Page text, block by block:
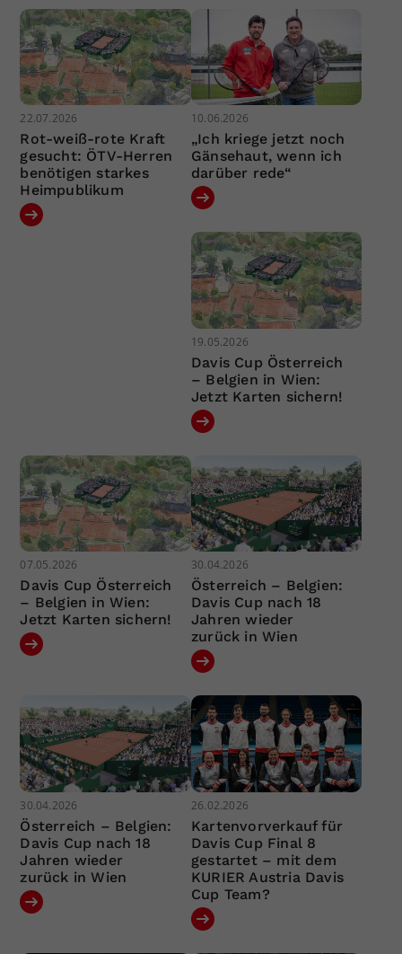
22.07.2026
Rot-weiß-rote Kraft
gesucht: ÖTV-Herren
benötigen starkes
Heimpublikum
10.06.2026
„Ich kriege jetzt noch
Gänsehaut, wenn ich
darüber rede“
19.05.2026
Davis Cup Österreich
– Belgien in Wien:
Jetzt Karten sichern!
07.05.2026
Davis Cup Österreich
– Belgien in Wien:
Jetzt Karten sichern!
30.04.2026
Österreich – Belgien:
Davis Cup nach 18
Jahren wieder
zurück in Wien
30.04.2026
Österreich – Belgien:
Davis Cup nach 18
Jahren wieder
zurück in Wien
26.02.2026
Kartenvorverkauf für
Davis Cup Final 8
gestartet – mit dem
KURIER Austria Davis
Cup Team?